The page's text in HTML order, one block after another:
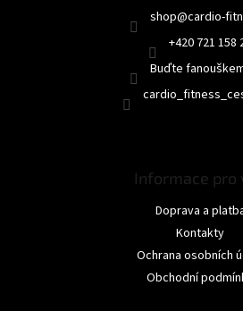
shop@cardio-
+420 721 158
Buďte
Informace pro
Doprava a
Kontakty
Ochrana osobních
Obchodní